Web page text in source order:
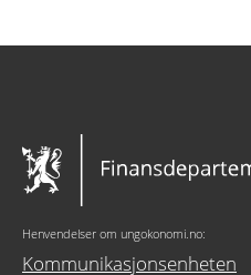
Henvendelser om ungokonomi.no:
Kommunikasjonsenheten